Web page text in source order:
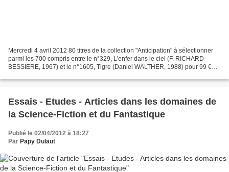
Mercredi 4 avril 2012 80 titres de la collection "Anticipation" à sélectionner
parmi les 700 compris entre le n°329, L'enfer dans le ciel (F. RICHARD-
BESSIERE, 1967) et le n°1605, Tigre (Daniel WALTHER, 1988) pour 99 €
Essais - Etudes - Articles dans les domaines de
la Science-Fiction et du Fantastique
Publié le 02/04/2012 à 18:27
Par Papy Dulaut